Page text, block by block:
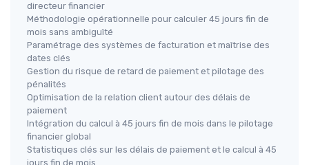
directeur financier
Méthodologie opérationnelle pour calculer 45 jours fin de
mois sans ambiguïté
Paramétrage des systèmes de facturation et maîtrise des
dates clés
Gestion du risque de retard de paiement et pilotage des
pénalités
Optimisation de la relation client autour des délais de
paiement
Intégration du calcul à 45 jours fin de mois dans le pilotage
financier global
Statistiques clés sur les délais de paiement et le calcul à 45
jours fin de mois